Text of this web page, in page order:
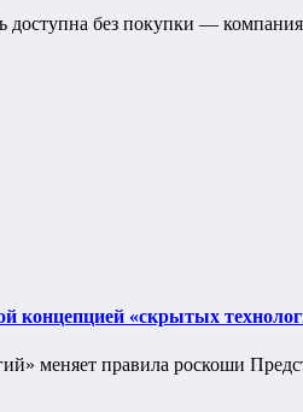
доступна без покупки —
концепцией «скрытых
меняет правила роскоши